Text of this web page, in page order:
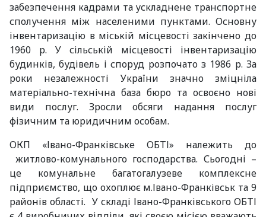
забезпечення кадрами та ускладнене транспортне
сполучення між населеними пунктами. Основну
інвентаризацію в міській місцевості закінчено до
1960 р. У сільській місцевості інвентаризацію
будинків, будівель і споруд розпочато з 1986 р. За
роки незалежності України значно зміцніла
матеріально-технічна база бюро та освоєно нові
види послуг. Зросли обсяги надання послуг
фізичним та юридичним особам.
ОКП «Івано-Франківське ОБТІ» належить до
житлово-комунального господарства. Сьогодні –
це комунальне багатогалузеве комплексне
підприємство, що охоплює м.Івано-Франківськ та 9
районів області. У складі Івано-Франківського ОБТІ